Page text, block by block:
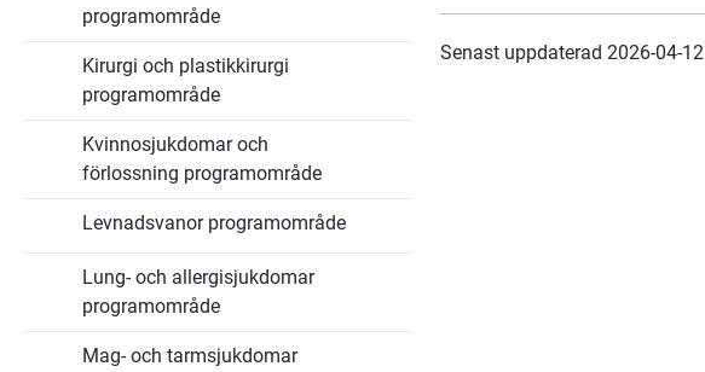
programområde
Kirurgi och plastikkirurgi
programområde
Kvinnosjukdomar och
förlossning programområde
Levnadsvanor programområde
Lung- och allergisjukdomar
programområde
Mag- och tarmsjukdomar
Senast uppdaterad 2026-04-12